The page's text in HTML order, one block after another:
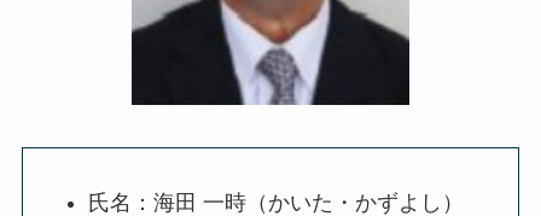
氏名 ：海田 一時（かいた・かずよし）